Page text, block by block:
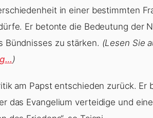
in einer bestimmten
Er betonte die Bedeutung der
Bündnisses zu stärken. (Lesen Sie
)
am Papst entschieden zurück. Er
das Evangelium verteidige und